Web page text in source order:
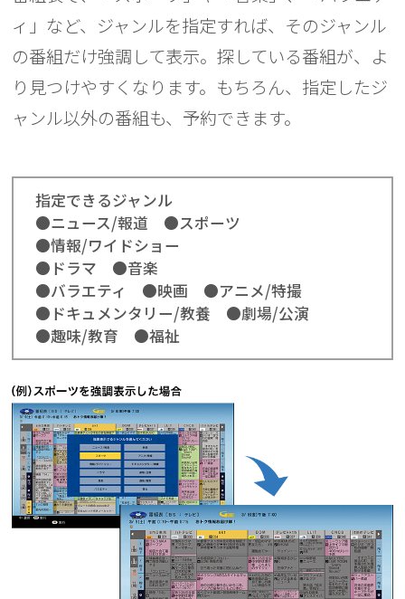
ィ」など、ジャンルを指定すれば、そのジャンル
の番組だけ強調して表示。探している番組が、よ
り見つけやすくなります。もちろん、指定したジ
ャンル以外の番組も、予約できます。
指定できるジャンル
●ニュース/報道 ●スポーツ
●情報/ワイドショー
●ドラマ ●音楽
●バラエティ ●映画 ●アニメ/特撮
●ドキュメンタリー/教養 ●劇場/公演
●趣味/教育 ●福祉